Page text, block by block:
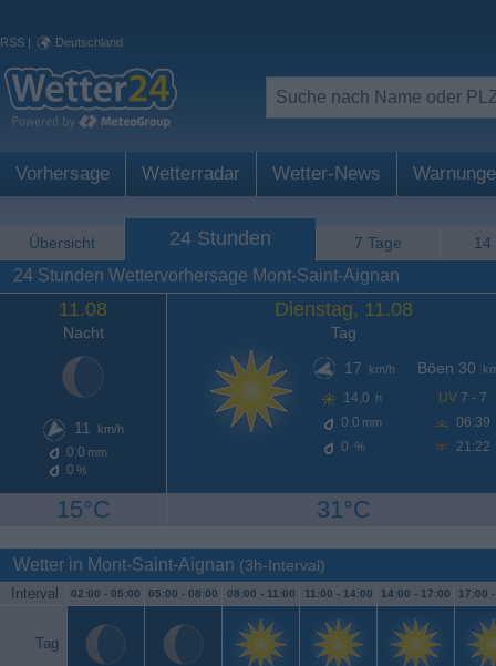
RSS | Deutschland
Vorhersage Wetterradar Wetter-News
Übersicht 24 Stunden 7 Tage 14
24 Stunden Wettervorhersage Mont-Saint-Aignan
11.08
Nacht
11 km/h
0.0 mm
0 %
15°C
Dienstag, 11.08
Tag
17
km/h
14,0 h
0.0 mm
0 %
Böen 30
UV 7 - 7
06:39
21:22
31°C
Wetter in Mont-Saint-Aignan (3h-Interval)
Interval 02:00 - 05:00 05:00 - 08:00 08:00 - 11:00 11:00 - 14:00 14:00 - 17:00 17:00
Tag